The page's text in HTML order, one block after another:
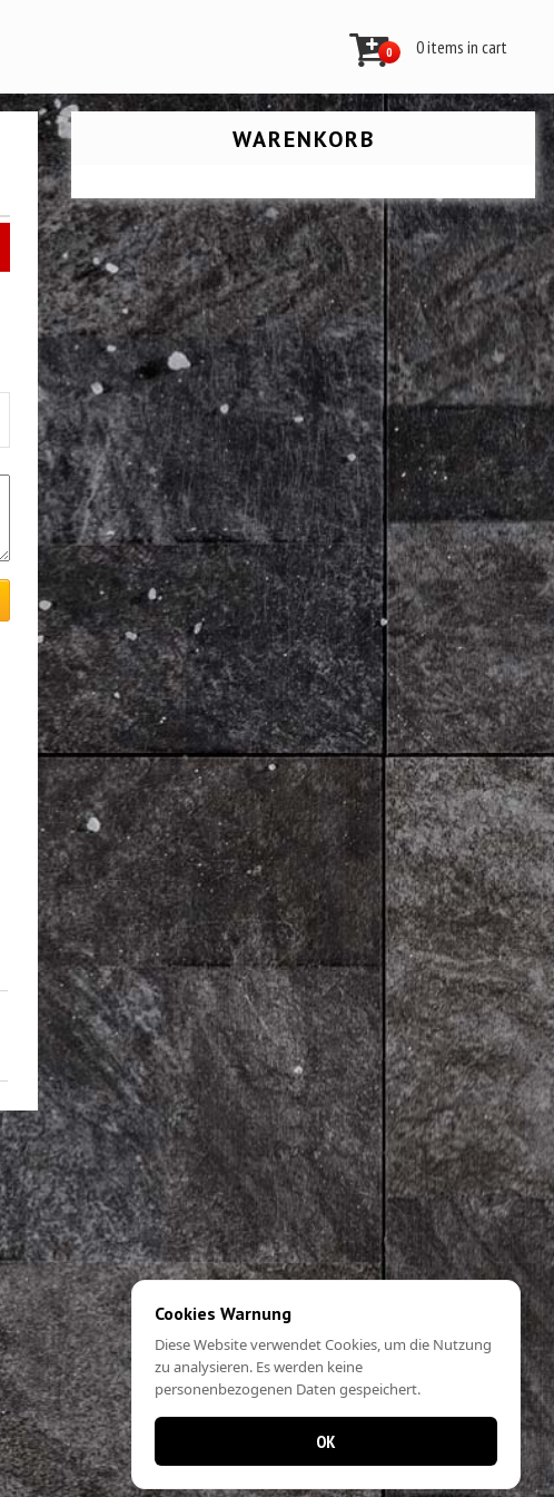
0 0 items in cart
WARENKORB
Cookies Warnung
Diese Website verwendet Cookies, um die Nutzung
zu analysieren. Es werden keine
personenbezogenen Daten gespeichert.
OK